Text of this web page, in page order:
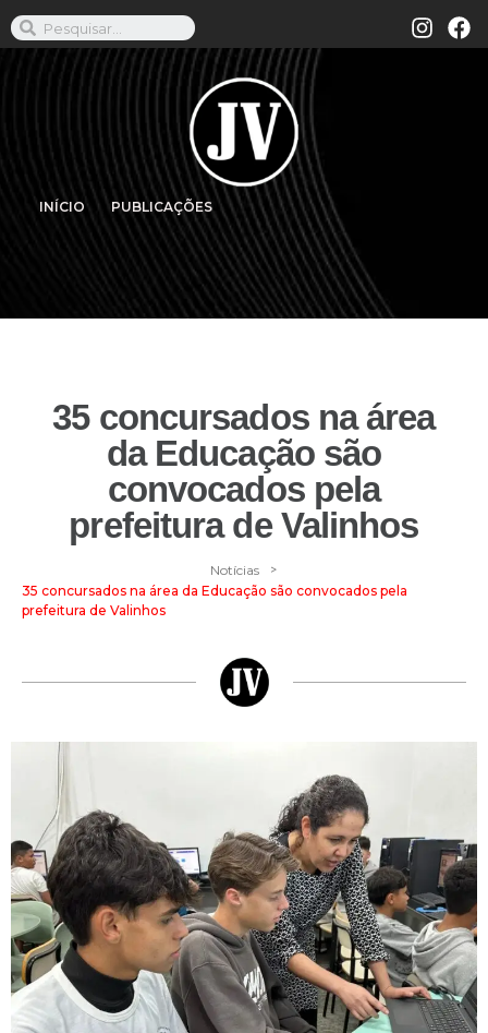
INÍCIO PUBLICAÇÕES
35 concursados na área
da Educação são
convocados pela
prefeitura de Valinhos
Notícias >
35 concursados na área da Educação são convocados pela
prefeitura de Valinhos